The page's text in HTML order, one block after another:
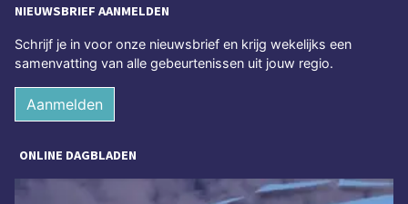
NIEUWSBRIEF AANMELDEN
Schrijf je in voor onze nieuwsbrief en krijg wekelijks een
samenvatting van alle gebeurtenissen uit jouw regio.
Aanmelden
ONLINE DAGBLADEN